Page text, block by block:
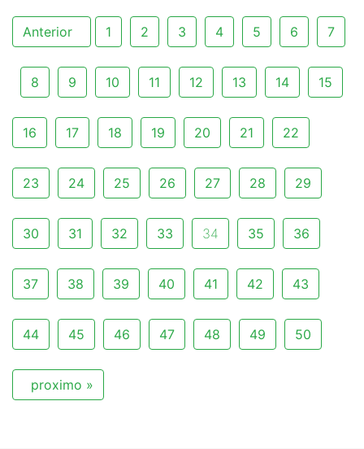
Anterior 1 2 3 4 5 6 7
8 9 10 11 12 13 14 15
16 17 18 19 20 21 22
23 24 25 26 27 28 29
30 31 32 33 34 35 36
37 38 39 40 41 42 43
44 45 46 47 48 49 50
proximo »